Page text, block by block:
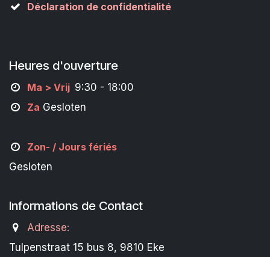
Déclaration de confidentialité
Heures d'ouverture
Ma > Vrij 9:30 - 18:00
Za Gesloten
Zon- / Jours fériés
Gesloten
Informations de Contact
Adresse:
Tulpenstraat 15 bus 8, 9810 Eke